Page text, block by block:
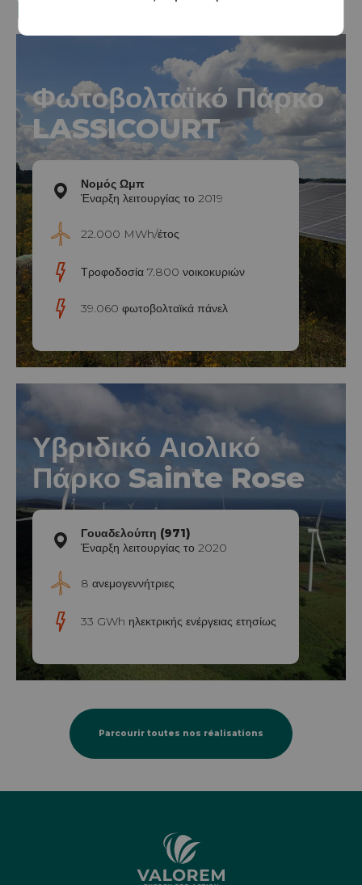
μας
Φωτοβολταϊκό Πάρκο
LASSICOURT
Νομός Ωμπ
Έναρξη λειτουργίας το 2019
22.000 MWh/έτος
Τροφοδοσία 7.800 νοικοκυριών
39.060 φωτοβολταϊκά πάνελ
Υβριδικό Αιολικό
Πάρκο Sainte Rose
Γουαδελούπη (971)
Έναρξη λειτουργίας το 2020
8 ανεμογεννήτριες
33 GWh ηλεκτρικής ενέργειας ετησίως
Parcourir toutes nos réalisations